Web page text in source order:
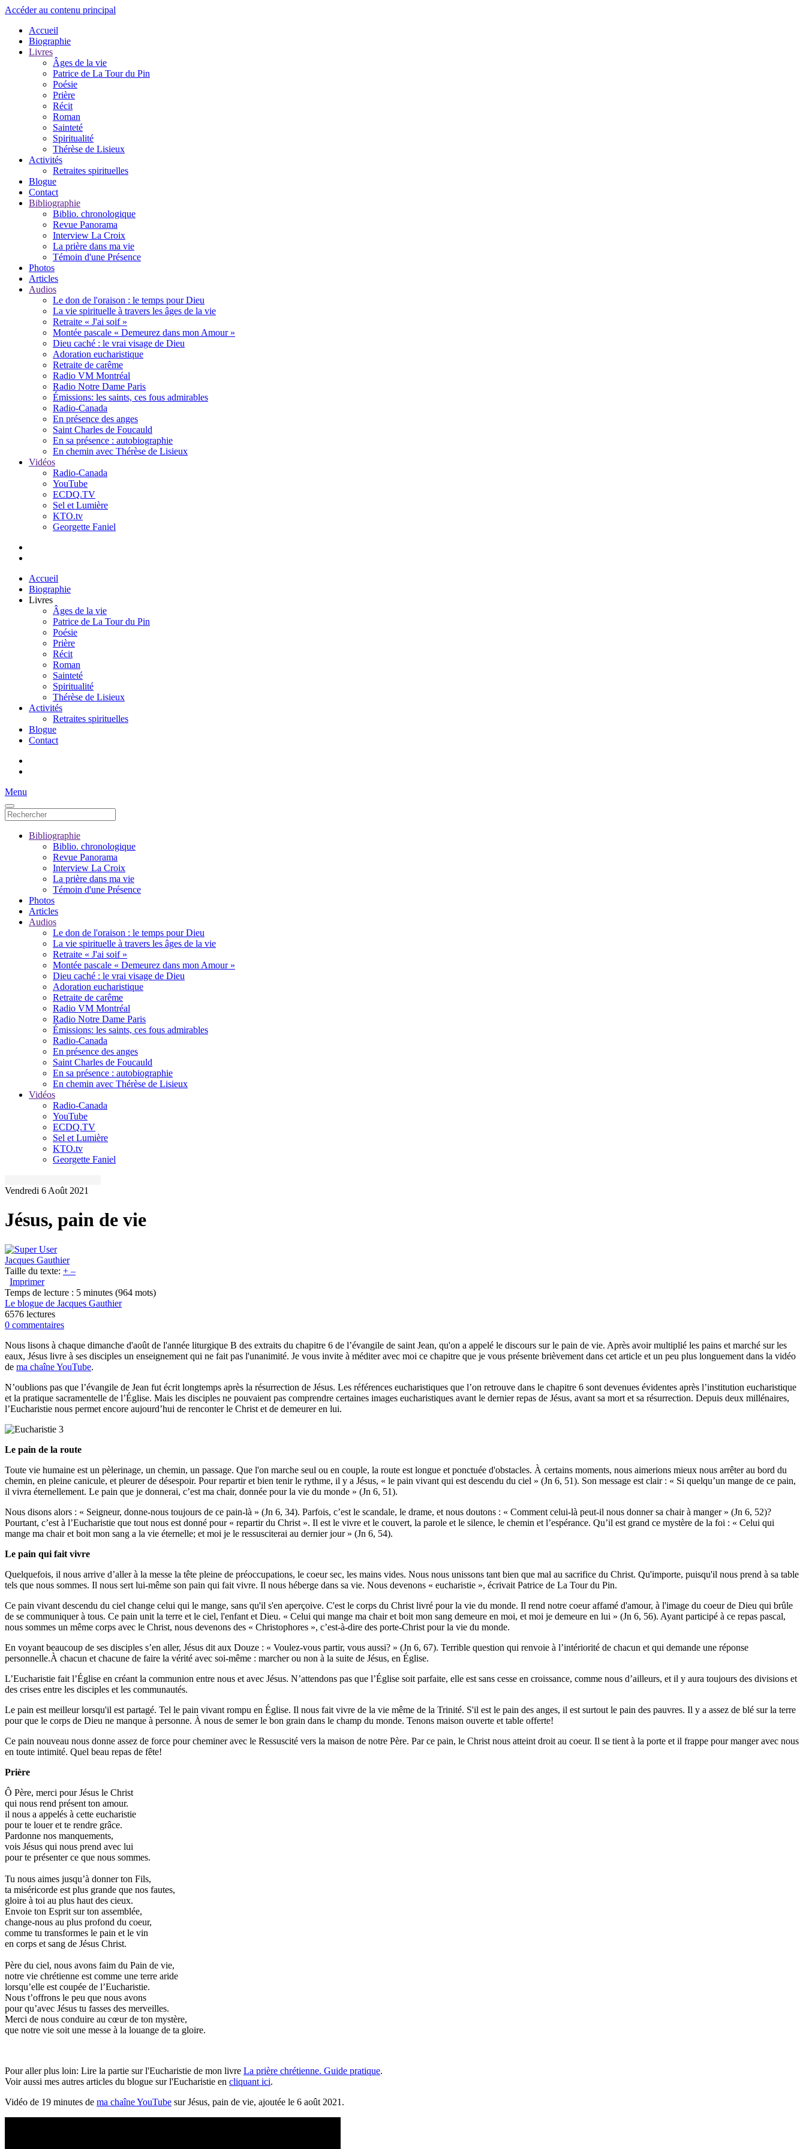
Accéder au contenu principal
Accueil
Biographie
Livres
Âges de la vie
Patrice de La Tour du Pin
Poésie
Prière
Récit
Roman
Sainteté
Spiritualité
Thérèse de Lisieux
Activités
Retraites spirituelles
Blogue
Contact
Bibliographie
Biblio. chronologique
Revue Panorama
Interview La Croix
La prière dans ma vie
Témoin d'une Présence
Photos
Articles
Audios
Le don de l'oraison : le temps pour Dieu
La vie spirituelle à travers les âges de la vie
Retraite « J'ai soif »
Montée pascale « Demeurez dans mon Amour »
Dieu caché : le vrai visage de Dieu
Adoration eucharistique
Retraite de carême
Radio VM Montréal
Radio Notre Dame Paris
Émissions: les saints, ces fous admirables
Radio-Canada
En présence des anges
Saint Charles de Foucauld
En sa présence : autobiographie
En chemin avec Thérèse de Lisieux
Vidéos
Radio-Canada
YouTube
ECDQ.TV
Sel et Lumière
KTO.tv
Georgette Faniel
Accueil
Biographie
Livres
Âges de la vie
Patrice de La Tour du Pin
Poésie
Prière
Récit
Roman
Sainteté
Spiritualité
Thérèse de Lisieux
Activités
Retraites spirituelles
Blogue
Contact
Menu
Bibliographie
Biblio. chronologique
Revue Panorama
Interview La Croix
La prière dans ma vie
Témoin d'une Présence
Photos
Articles
Audios
Le don de l'oraison : le temps pour Dieu
La vie spirituelle à travers les âges de la vie
Retraite « J'ai soif »
Montée pascale « Demeurez dans mon Amour »
Dieu caché : le vrai visage de Dieu
Adoration eucharistique
Retraite de carême
Radio VM Montréal
Radio Notre Dame Paris
Émissions: les saints, ces fous admirables
Radio-Canada
En présence des anges
Saint Charles de Foucauld
En sa présence : autobiographie
En chemin avec Thérèse de Lisieux
Vidéos
Radio-Canada
YouTube
ECDQ.TV
Sel et Lumière
KTO.tv
Georgette Faniel
Vendredi 6 Août 2021
Jésus, pain de vie
Jacques Gauthier
Taille du texte: + –
Imprimer
Temps de lecture : 5 minutes (964 mots)
Le blogue de Jacques Gauthier
6576 lectures
0 commentaires
Nous lisons à chaque dimanche d'août de l'année liturgique B des extraits du chapitre 6 de l’évangile de saint Jean, qu'on a appelé le discours sur le pain de vie. Après avoir multiplié les pains et marché sur les
eaux, Jésus livre à ses disciples un enseignement qui ne fait pas l'unanimité. Je vous invite à méditer avec moi ce chapitre que je vous présente brièvement dans cet article et un peu plus longuement dans la vidéo
de ma chaîne YouTube.
N’oublions pas que l’évangile de Jean fut écrit longtemps après la résurrection de Jésus. Les références eucharistiques que l’on retrouve dans le chapitre 6 sont devenues évidentes après l’institution eucharistique
et la pratique sacramentelle de l’Église. Mais les disciples ne pouvaient pas comprendre certaines images eucharistiques avant le dernier repas de Jésus, avant sa mort et sa résurrection. Depuis deux millénaires,
l’Eucharistie nous permet encore aujourd’hui de renconter le Christ et de demeurer en lui.
Le pain de la route
Toute vie humaine est un pèlerinage, un chemin, un passage. Que l'on marche seul ou en couple, la route est longue et ponctuée d'obstacles. À certains moments, nous aimerions mieux nous arrêter au bord du
chemin, en pleine canicule, et pleurer de désespoir. Pour repartir et bien tenir le rythme, il y a Jésus, « le pain vivant qui est descendu du ciel » (Jn 6, 51). Son message est clair : « Si quelqu’un mange de ce pain,
il vivra éternellement. Le pain que je donnerai, c’est ma chair, donnée pour la vie du monde » (Jn 6, 51).
Nous disons alors : « Seigneur, donne-nous toujours de ce pain-là » (Jn 6, 34). Parfois, c’est le scandale, le drame, et nous doutons : « Comment celui-là peut-il nous donner sa chair à manger » (Jn 6, 52)?
Pourtant, c’est à l’Eucharistie que tout nous est donné pour « repartir du Christ ». Il est le vivre et le couvert, la parole et le silence, le chemin et l’espérance. Qu’il est grand ce mystère de la foi : « Celui qui
mange ma chair et boit mon sang a la vie éternelle; et moi je le ressusciterai au dernier jour » (Jn 6, 54).
Le pain qui fait vivre
Quelquefois, il nous arrive d’aller à la messe la tête pleine de préoccupations, le coeur sec, les mains vides. Nous nous unissons tant bien que mal au sacrifice du Christ. Qu'importe, puisqu'il nous prend à sa table
tels que nous sommes. Il nous sert lui-même son pain qui fait vivre. Il nous héberge dans sa vie. Nous devenons « eucharistie », écrivait Patrice de La Tour du Pin.
Ce pain vivant descendu du ciel change celui qui le mange, sans qu'il s'en aperçoive. C'est le corps du Christ livré pour la vie du monde. Il rend notre coeur affamé d'amour, à l'image du coeur de Dieu qui brûle
de se communiquer à tous. Ce pain unit la terre et le ciel, l'enfant et Dieu. « Celui qui mange ma chair et boit mon sang demeure en moi, et moi je demeure en lui » (Jn 6, 56). Ayant participé à ce repas pascal,
nous sommes un même corps avec le Christ, nous devenons des « Christophores », c’est-à-dire des porte-Christ pour la vie du monde.
En voyant beaucoup de ses disciples s’en aller, Jésus dit aux Douze : « Voulez-vous partir, vous aussi? » (Jn 6, 67). Terrible question qui renvoie à l’intériorité de chacun et qui demande une réponse
personnelle.À chacun et chacune de faire la vérité avec soi-même : marcher ou non à la suite de Jésus, en Église.
L’Eucharistie fait l’Église en créant la communion entre nous et avec Jésus. N’attendons pas que l’Église soit parfaite, elle est sans cesse en croissance, comme nous d’ailleurs, et il y aura toujours des divisions et
des crises entre les disciples et les communautés.
Le pain est meilleur lorsqu'il est partagé. Tel le pain vivant rompu en Église. Il nous fait vivre de la vie même de la Trinité. S'il est le pain des anges, il est surtout le pain des pauvres. Il y a assez de blé sur la terre
pour que le corps de Dieu ne manque à personne. À nous de semer le bon grain dans le champ du monde. Tenons maison ouverte et table offerte!
Ce pain nouveau nous donne assez de force pour cheminer avec le Ressuscité vers la maison de notre Père. Par ce pain, le Christ nous atteint droit au coeur. Il se tient à la porte et il frappe pour manger avec nous
en toute intimité. Quel beau repas de fête!
Prière
Ô Père, merci pour Jésus le Christ
qui nous rend présent ton amour.
il nous a appelés à cette eucharistie
pour te louer et te rendre grâce.
Pardonne nos manquements,
vois Jésus qui nous prend avec lui
pour te présenter ce que nous sommes.
Tu nous aimes jusqu’à donner ton Fils,
ta miséricorde est plus grande que nos fautes,
gloire à toi au plus haut des cieux.
Envoie ton Esprit sur ton assemblée,
change-nous au plus profond du coeur,
comme tu transformes le pain et le vin
en corps et sang de Jésus Christ.
Père du ciel, nous avons faim du Pain de vie,
notre vie chrétienne est comme une terre aride
lorsqu’elle est coupée de l’Eucharistie.
Nous t’offrons le peu que nous avons
pour qu’avec Jésus tu fasses des merveilles.
Merci de nous conduire au cœur de ton mystère,
que notre vie soit une messe à la louange de ta gloire.
Pour aller plus loin: Lire la partie sur l'Eucharistie de mon livre La prière chrétienne. Guide pratique.
Voir aussi mes autres articles du blogue sur l'Eucharistie en cliquant ici.
Vidéo de 19 minutes de ma chaîne YouTube sur Jésus, pain de vie, ajoutée le 6 août 2021.